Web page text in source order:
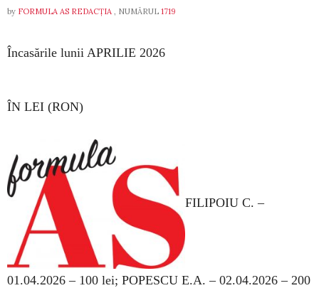
by FORMULA AS REDACȚIA , NUMĂRUL 1719
Încasările lunii APRILIE 2026
ÎN LEI (RON)
FILIPOIU C. –
01.04.2026 – 100 lei; POPES­CU E.A. – 02.04.2026 – 200